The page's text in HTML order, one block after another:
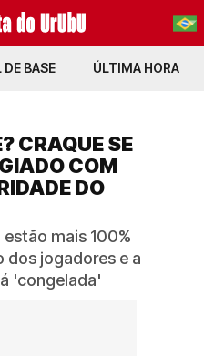
PT-BR
BASE ÚLTIMA HORA
CRAQUE SE
COM
DO
mais 100%
dos jogadores e a
'congelada'